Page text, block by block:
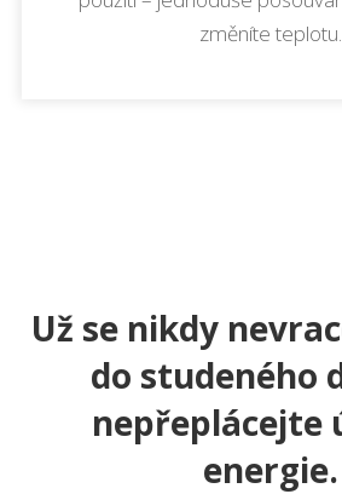
změníte teplotu.
Už se nikdy
do studeného
nepřeplácejte
energie.